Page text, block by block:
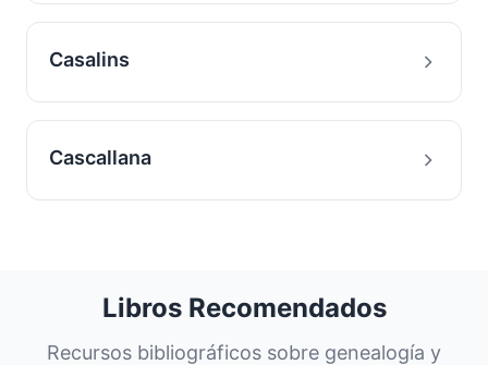
Casalins
Cascallana
Libros Recomendados
Recursos bibliográficos sobre genealogía y